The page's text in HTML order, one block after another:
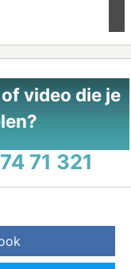
video die je
71 321